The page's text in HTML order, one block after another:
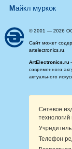
майкл муркок
© 2001 — 2026
Сайт может
artelectronics.ru.
ArtElectronics.ru
современного
актуального
Сетевое
Телефон